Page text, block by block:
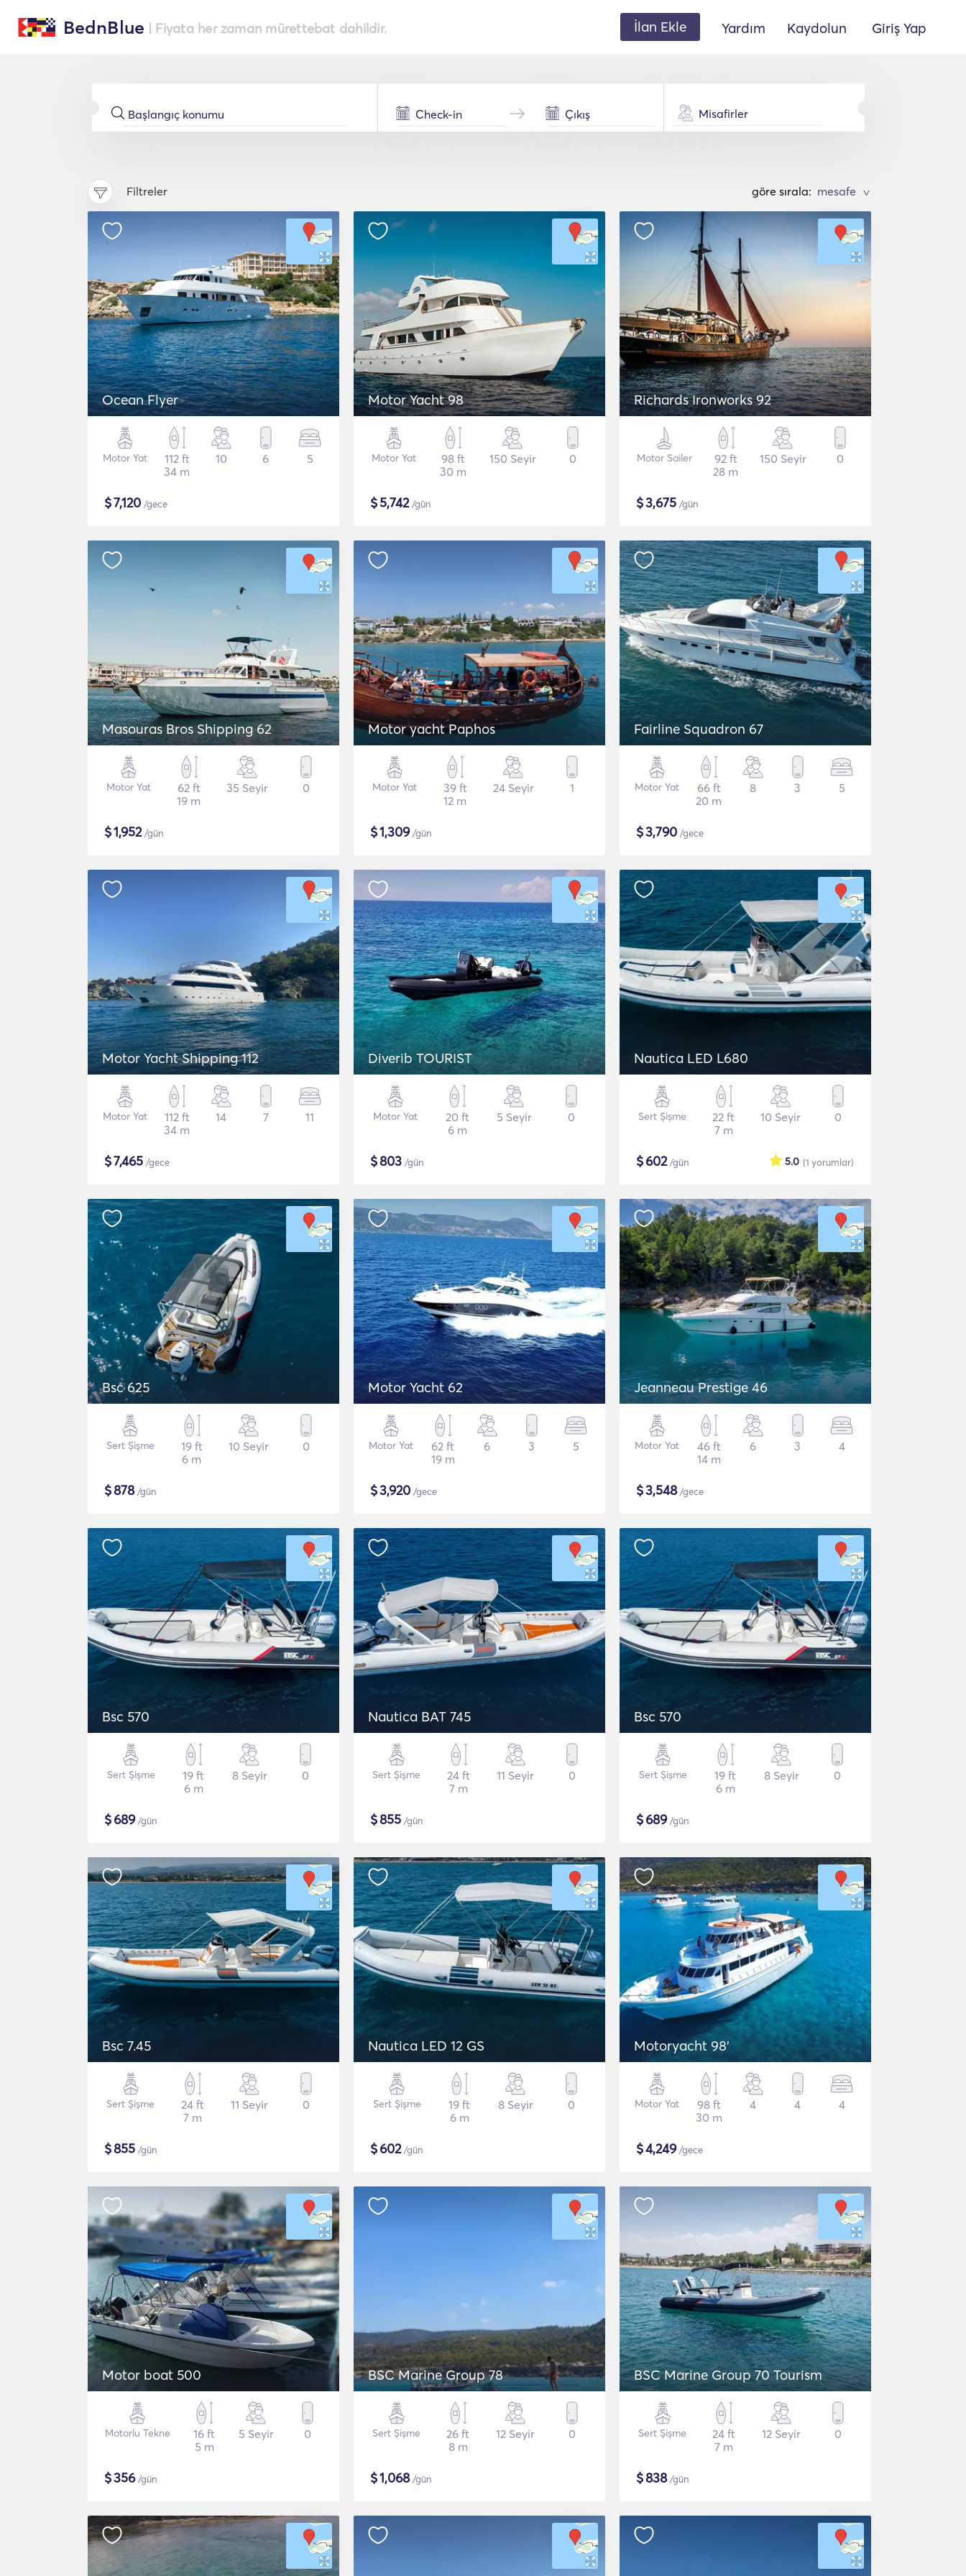
BednBlue | Fiyata her zaman mürettebat dahildir. İlan Ekle Yardım Kaydolun Giriş Yap
Misafirler
Filtreler göre sırala: >
Ocean Flyer
Motor Yat
112 ft
34 m
10 6 5
$7,120 /gece
Motor Yacht 98
Motor Yat
98 ft
30 m
150 Seyir 0
$5,742/gün
Richards Ironworks 92
Motor Sailer
92 ft
28 m
150 Seyir 0
$3,675 /gün
Masouras Bros Shipping 62
Motor Yat
62 ft
19 m
35 Seyir 0
$1,952/gün
Motor yacht Paphos
Motor Yat
39 ft
12 m
24 Seyir 1
$1,309/gün
Fairline Squadron 67
Motor Yat
66 ft
20 m
8 3 5
$3,790 /gece
Motor Yacht Shipping 112
Motor Yat
112 ft
34 m
14 7 11
$7,465 /gece
Diverib TOURIST
Motor Yat
20 ft
6 m
5 Seyir 0
$803 /gün
Nautica LED L680
Sert Şişme
22 ft
7 m
10 Seyir 0
$602/gün (1 yorumlar)
5.0
Bsc 625
Sert Şişme
19 ft
6 m
10 Seyir 0
$878/gün
Motor Yacht 62
Motor Yat
62 ft
19 m
6 3 5
$3,920 /gece
Jeanneau Prestige 46
Motor Yat
46 ft
14 m
6 3 4
$3,548/gece
Bsc 570
Sert Şişme
19 ft
6 m
8 Seyir 0
$689/gün
Nautica BAT 745
Sert Şişme
24 ft
7 m
11 Seyir 0
$855 /gün
Bsc 570
Sert Şişme
19 ft
6 m
8 Seyir 0
$689/gün
Bsc 7.45
Sert Şişme
24 ft
7 m
11 Seyir 0
$855 /gün
Nautica LED 12 GS
Sert Şişme
19 ft
6 m
8 Seyir 0
$602/gün
Motoryacht 98'
Motor Yat
98 ft
30 m
4 4 4
$4,249/gece
Motor boat 500
Motorlu Tekne
16 ft
5 m
5 Seyir 0
$356/gün
BSC Marine Group 78
Sert Şişme
26 ft
8 m
12 Seyir 0
$1,068/gün
BSC Marine Group 70 Tourism
Sert Şişme
24 ft
7 m
12 Seyir 0
$838/gün